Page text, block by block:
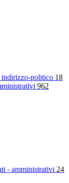
indirizzo-politico 18
962
- amministrativi 24